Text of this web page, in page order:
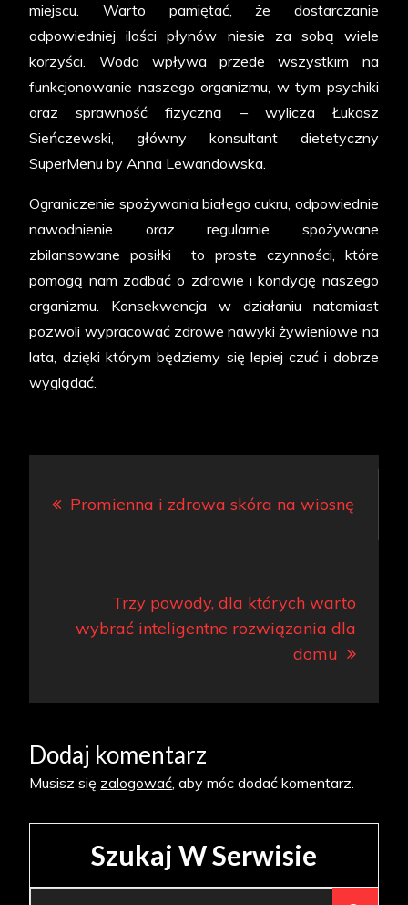
miejscu. Warto pamiętać, że dostarczanie
odpowiedniej ilości płynów niesie za sobą wiele
korzyści. Woda wpływa przede wszystkim na
funkcjonowanie naszego organizmu, w tym psychiki
oraz sprawność fizyczną – wylicza Łukasz
Sieńczewski, główny konsultant dietetyczny
SuperMenu by Anna Lewandowska.
Ograniczenie spożywania białego cukru, odpowiednie
nawodnienie oraz regularnie spożywane
zbilansowane posiłki to proste czynności, które
pomogą nam zadbać o zdrowie i kondycję naszego
organizmu. Konsekwencja w działaniu natomiast
pozwoli wypracować zdrowe nawyki żywieniowe na
lata, dzięki którym będziemy się lepiej czuć i dobrze
wyglądać.
Promienna i zdrowa skóra na wiosnę
Trzy powody, dla których warto
wybrać inteligentne rozwiązania dla
domu
Dodaj komentarz
Musisz się zalogować, aby móc dodać komentarz.
Szukaj W Serwisie